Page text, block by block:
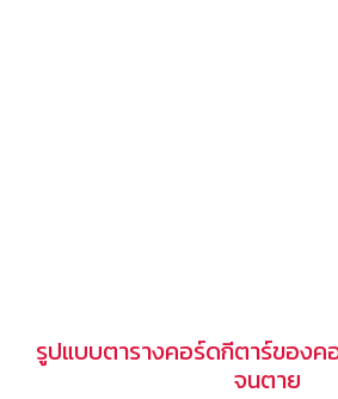
รูปแบบตารางคอร์ดกีตาร์ของค
จนตาย